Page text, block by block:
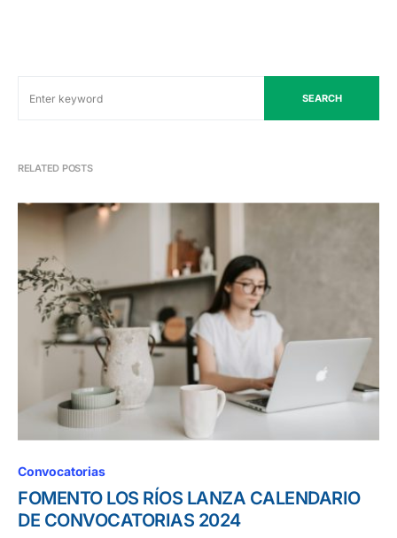
SEARCH
RELATED POSTS
Convocatorias
FOMENTO LOS RÍOS LANZA CALENDARIO
DE CONVOCATORIAS 2024